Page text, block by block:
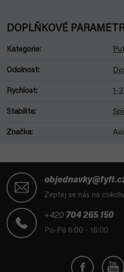
DOPLŇKOVÉ
Kategorie:
Odolnost:
Rychlost: 1-
Stabilita:
Značka:
Zeptej se nás na
+420 704 265 150
Po-Pá 8:00 - 16:00